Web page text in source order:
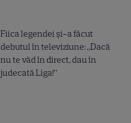
Fiica legendei și-a făcut
debutul în televiziune: „Dacă
nu te văd în direct, dau în
judecată Liga!”